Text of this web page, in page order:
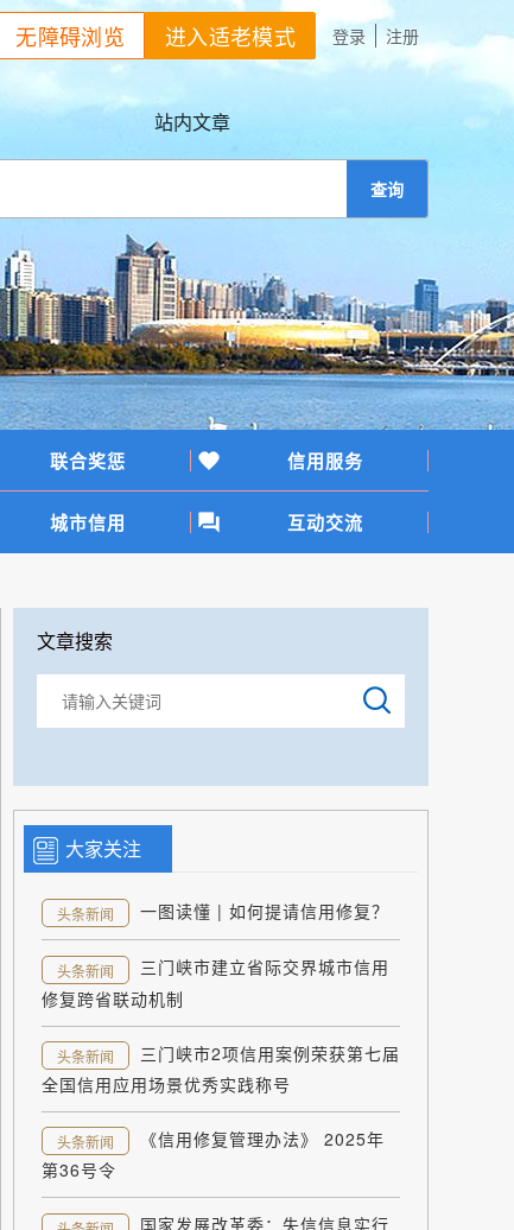
登录 注册
无障碍浏览 进入适老模式
站内文章
查询
联合奖惩 信用服务
城市信用 互动交流
文章搜索
大家关注
头条新闻 一图读懂 | 如何提请信用修复？
头条新闻
三门峡市建立省际交界城市信用
修复跨省联动机制
头条新闻
三门峡市2项信用案例荣获第七届
全国信用应用场景优秀实践称号
头条新闻
《信用修复管理办法》 2025年
第36号令
国家发展改革委：失信信息实行